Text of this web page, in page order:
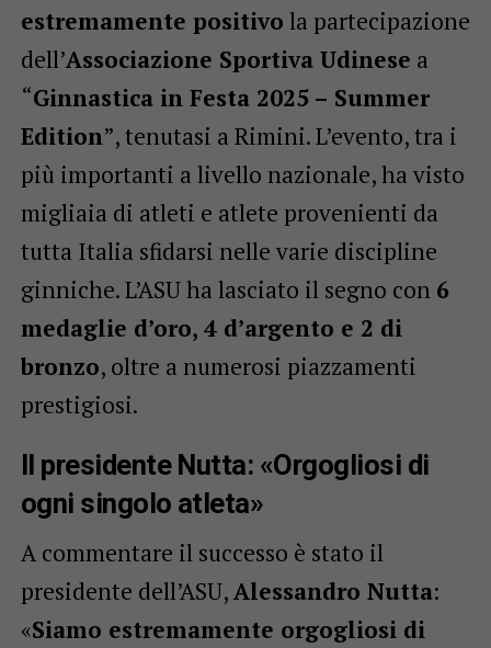
estremamente positivo la partecipazione
dell’Associazione Sportiva Udinese a
“Ginnastica in Festa 2025 – Summer
Edition”, tenutasi a Rimini. L’evento, tra i
più importanti a livello nazionale, ha visto
migliaia di atleti e atlete provenienti da
tutta Italia sfidarsi nelle varie discipline
ginniche. L’ASU ha lasciato il segno con 6
medaglie d’oro, 4 d’argento e 2 di
bronzo, oltre a numerosi piazzamenti
prestigiosi.
Il presidente Nutta: «Orgogliosi di
ogni singolo atleta»
A commentare il successo è stato il
presidente dell’ASU,Alessandro Nutta:
«Siamo estremamente orgogliosi di